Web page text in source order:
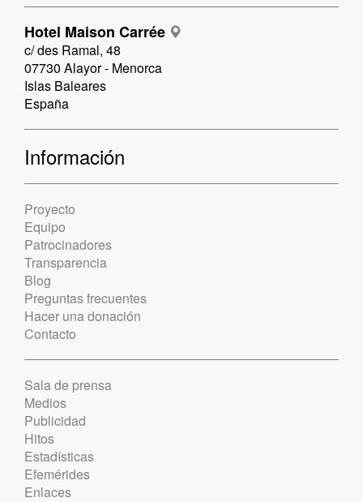
Hotel Maison Carrée
c/ des Ramal, 48
07730 Alayor - Menorca
Islas Baleares
España
Información
Proyecto
Equipo
Patrocinadores
Transparencia
Blog
Preguntas frecuentes
Hacer una donación
Contacto
Sala de prensa
Medios
Publicidad
Hitos
Estadísticas
Efemérides
Enlaces